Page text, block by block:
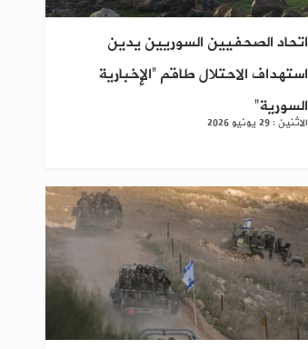
اتحاد الصحفيين السوريين يدين
استهداف الاحتلال طاقم “الإخبارية
السورية”
الاثنين : 29 يونيو 2026